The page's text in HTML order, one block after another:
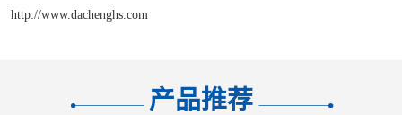
http://www.dachenghs.com
产品推荐